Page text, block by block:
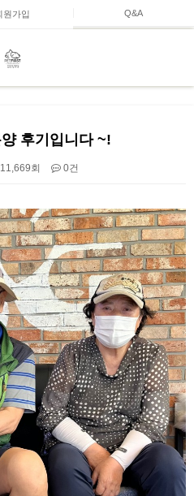
원가입 Q&A
후기입니다 ~!
회 0건